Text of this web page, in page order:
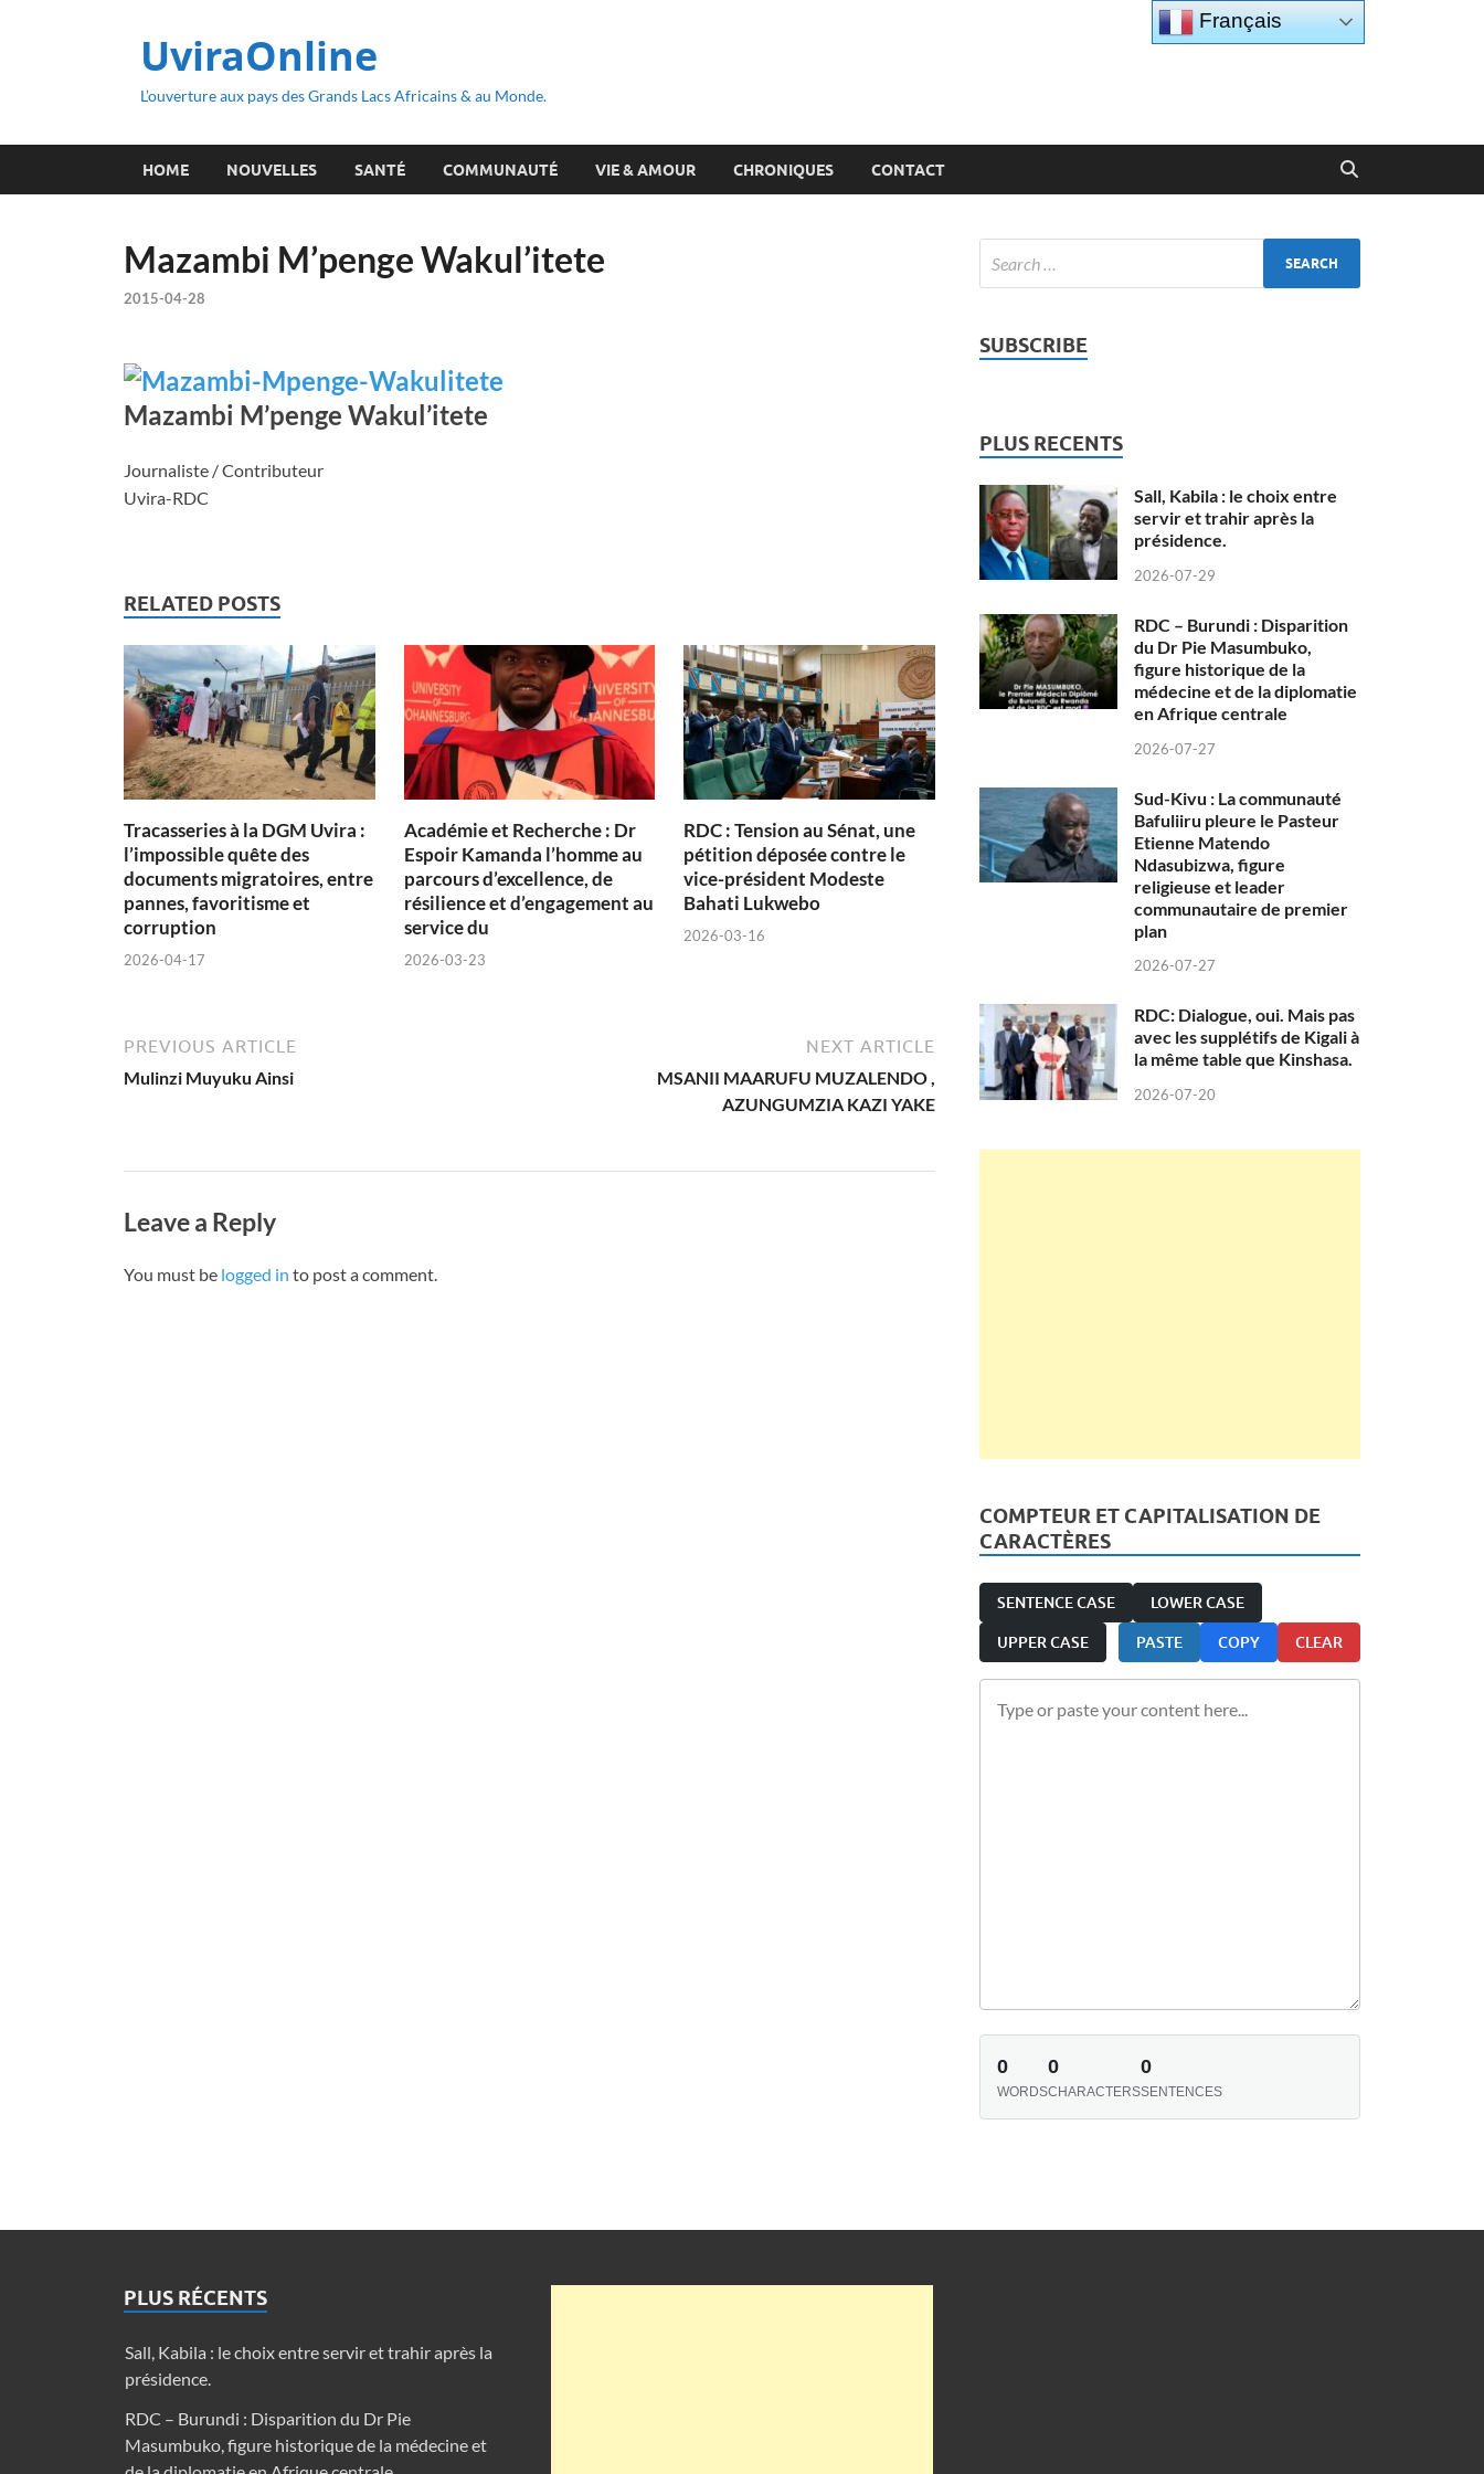
UviraOnline
L’ouverture aux pays des Grands Lacs Africains & au Monde.
HOME NOUVELLES SANTÉ COMMUNAUTÉ VIE & AMOUR CHRONIQUES CONTACT
Mazambi M’penge Wakul’itete
2015-04-28
Mazambi M’penge Wakul’itete
Journaliste / Contributeur
Uvira-RDC
RELATED POSTS
Tracasseries à la DGM Uvira :
l’impossible quête des
documents migratoires, entre
pannes, favoritisme et
corruption
2026-04-17
Académie et Recherche : Dr
Espoir Kamanda l’homme au
parcours d’excellence, de
résilience et d’engagement au
service du
2026-03-23
RDC : Tension au Sénat, une
pétition déposée contre le
vice-président Modeste
Bahati Lukwebo
2026-03-16
PREVIOUS ARTICLE
Mulinzi Muyuku Ainsi
NEXT ARTICLE
MSANII MAARUFU MUZALENDO ,
AZUNGUMZIA KAZI YAKE
Leave a Reply
You must be logged in to post a comment.
SUBSCRIBE
PLUS RECENTS
Sall, Kabila : le choix entre
servir et trahir après la
présidence.
2026-07-29
RDC – Burundi : Disparition
du Dr Pie Masumbuko,
figure historique de la
médecine et de la diplomatie
en Afrique centrale
2026-07-27
Sud-Kivu : La communauté
Bafuliiru pleure le Pasteur
Etienne Matendo
Ndasubizwa, figure
religieuse et leader
communautaire de premier
plan
2026-07-27
RDC: Dialogue, oui. Mais pas
avec les supplétifs de Kigali à
la même table que Kinshasa.
2026-07-20
COMPTEUR ET CAPITALISATION DE
CARACTÈRES
SENTENCE CASE LOWER CASE
UPPER CASE PASTE COPY CLEAR
0
WORDS
0
CHARACTERS
0
SENTENCES
PLUS RÉCENTS
Sall, Kabila : le choix entre servir et trahir après la
présidence.
RDC – Burundi : Disparition du Dr Pie
Masumbuko, figure historique de la médecine et
Français